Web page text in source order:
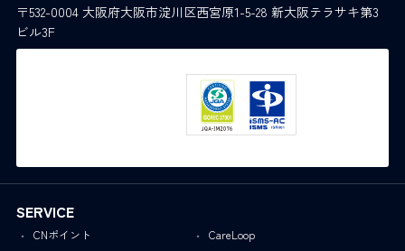
〒532-0004 大阪府大阪市淀川区西宮原1-5-28 新大阪テラサキ第3
ビル3F
SERVICE
CNポイント
CareLoop